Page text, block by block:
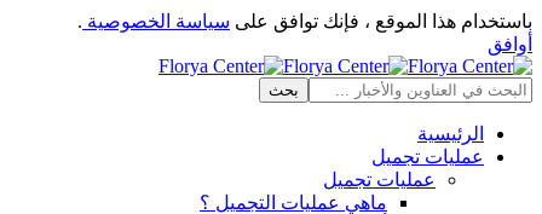
باستخدام هذا الموقع ، فإنك توافق على سياسة الخصوصية .
أوافق
الرئيسية
عمليات تجميل
عمليات تجميل
ماهي عمليات التجميل ؟